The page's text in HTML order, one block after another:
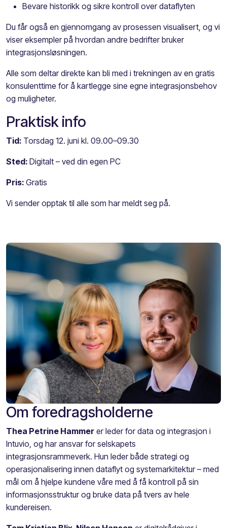
Bevare historikk og sikre kontroll over dataflyten
Du får også en gjennomgang av prosessen visualisert, og vi
viser eksempler på hvordan andre bedrifter bruker
integrasjonsløsningen.
Alle som deltar direkte kan bli med i trekningen av en gratis
konsulenttime for å kartlegge sine egne integrasjonsbehov
og muligheter.
Praktisk info
Tid: Torsdag 12. juni kl. 09.00–09.30
Sted: Digitalt – ved din egen PC
Pris: Gratis
Vi sender opptak til alle som har meldt seg på.
Om foredragsholderne
Thea Petrine Hammer er leder for data og integrasjon i
Intuvio, og har ansvar for selskapets
integrasjonsrammeverk. Hun leder både strategi og
operasjonalisering innen dataflyt og systemarkitektur – med
mål om å hjelpe kundene våre med å få kontroll på sin
informasjonsstruktur og bruke data på tvers av hele
kundereisen.